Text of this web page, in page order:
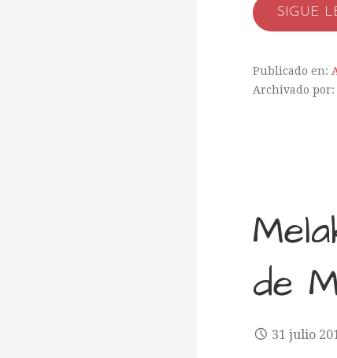
SIGUE
Publicado en:
Archivado por:
de
31 julio